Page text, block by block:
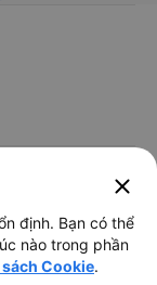
keyboard_arrow_down
keyboard_arrow_down
close
định. Bạn có thể
nào trong phần
Cookie.